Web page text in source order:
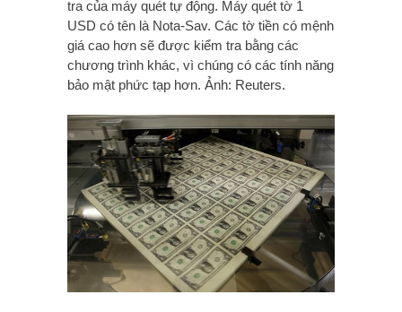
tra của máy quét tự động. Máy quét tờ 1
USD có tên là Nota-Sav. Các tờ tiền có mệnh
giá cao hơn sẽ được kiểm tra bằng các
chương trình khác, vì chúng có các tính năng
bảo mật phức tạp hơn. Ảnh: Reuters.